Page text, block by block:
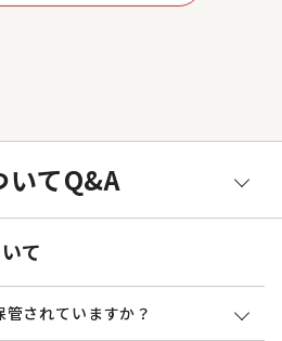
いてQ&A
て
されていますか？